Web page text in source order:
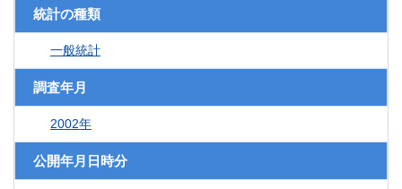
統計の種類
一般統計
調査年月
2002年
公開年月日時分